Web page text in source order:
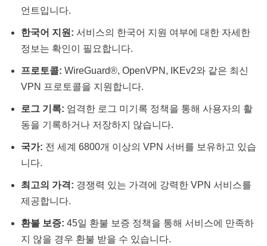
언트입니다.
한국어 지원: 서비스의 한국어 지원 여부에 대한 자세한
정보는 확인이 필요합니다.
프로토콜: WireGuard®, OpenVPN, IKEv2와 같은 최신
VPN 프로토콜을 지원합니다​​.
로그 기록: 엄격한 로그 미기록 정책을 통해 사용자의 활
동을 기록하거나 저장하지 않습니다​​.
국가: 전 세계 6800개 이상의 VPN 서버를 보유하고 있습
니다​​.
최고의 가격: 경쟁력 있는 가격에 강력한 VPN 서비스를
제공합니다.
환불 보증: 45일 환불 보증 정책을 통해 서비스에 만족하
지 않을 경우 환불 받을 수 있습니다​​.